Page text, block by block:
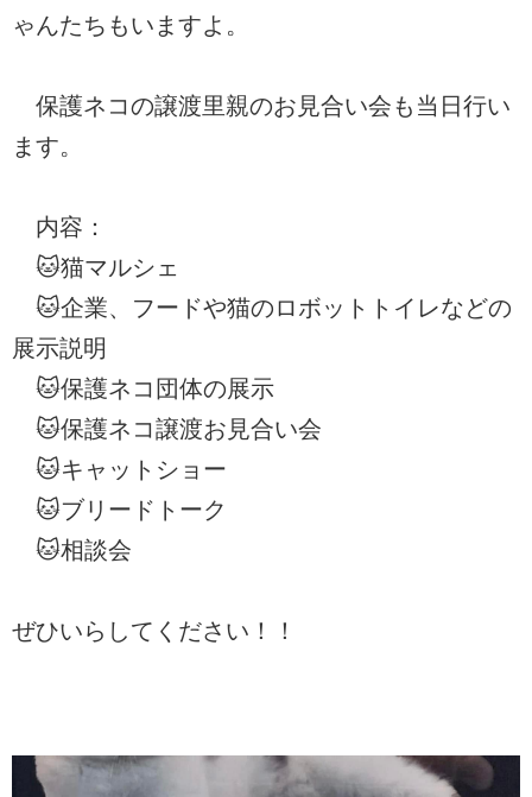
ゃんたちもいますよ。
保護ネコの譲渡里親のお見合い会も当日行い
ます。
内容：
🐱猫マルシェ
🐱企業、フードや猫のロボットトイレなどの
展示説明
🐱保護ネコ団体の展示
🐱保護ネコ譲渡お見合い会
🐱キャットショー
🐱ブリードトーク
🐱相談会
ぜひいらしてください！！